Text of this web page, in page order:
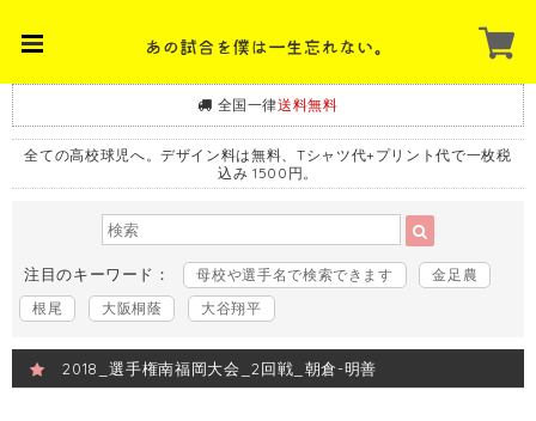
全国一律送料無料
全ての高校球児へ。デザイン料は無料、Tシャツ代+プリント代で一枚税
込み 1500円。
注目のキーワード： 母校や選手名で検索できます
金足農
根尾
大阪桐蔭 大谷翔平
2018_選手権南福岡大会_2回戦_朝倉-明善